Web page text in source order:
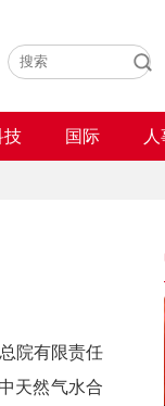
技 国际
院有限责任
天然气水合